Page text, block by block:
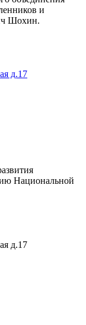
и
Шохин.
д.17
Национальной
д.17